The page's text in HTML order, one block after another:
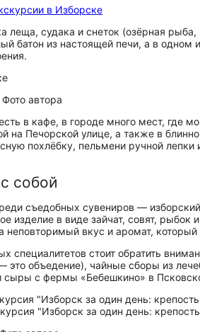
в Изборске
леща, судака и снеток (озёрная
батон из настоящей печи, а в
автора
в кафе, в городе много мест, где
на Печорской улице, а также в
похлёбку, пельмени ручной
собой
съедобных сувениров —
изделие в виде зайчат, совят,
неповторимый вкус и аромат,
специалитетов стоит обратить
это объедение), чайные сборы из
сыры с фермы «Бебешкино» в